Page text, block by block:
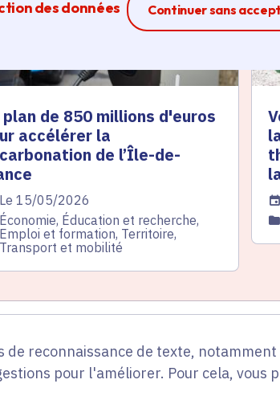
des données Continuer sans
Ferme la
plan de 850 millions d'euros
accélérer la
de l’Île-de-
de l'arrêté
Le 15/05/2026
Économie, Éducation et recherche,
Emploi et formation, Territoire,
Transport et mobilité
de reconnaissance de texte,
pour l'améliorer. Pour cela, vous